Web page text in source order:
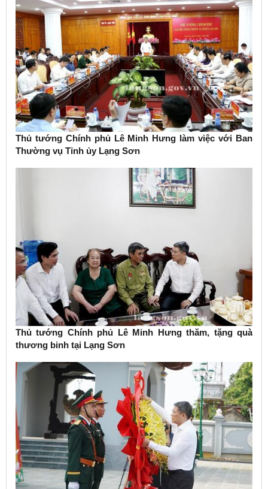
Thủ tướng Chính phủ Lê Minh Hưng làm việc với Ban
Thường vụ Tỉnh ủy Lạng Sơn
Thủ tướng Chính phủ Lê Minh Hưng thăm, tặng quà
thương binh tại Lạng Sơn